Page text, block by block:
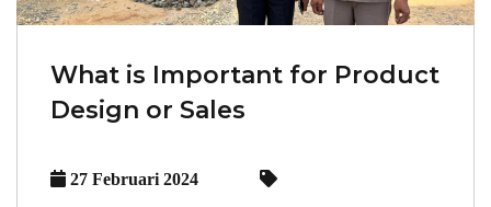
What is Important for Product
Design or Sales
27 Februari 2024